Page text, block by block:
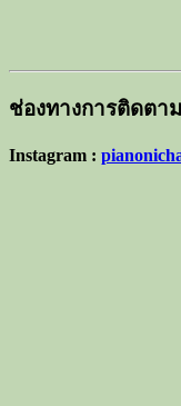
ช่องทางการติดตาม
Instagram :